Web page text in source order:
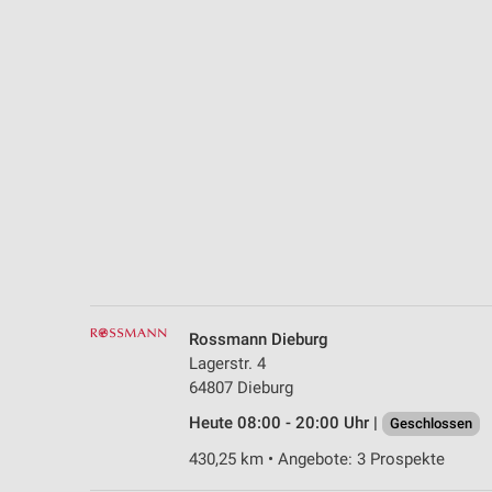
Rossmann Dieburg
Lagerstr. 4
64807 Dieburg
Heute 08:00 - 20:00 Uhr |
Geschlossen
430,25 km • Angebote: 3 Prospekte